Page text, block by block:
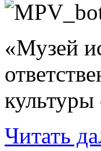
«Музей
Читать